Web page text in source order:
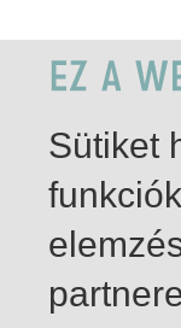
Sütiket